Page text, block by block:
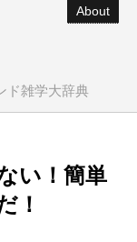
About
ド雑学大辞典
い！簡単
！